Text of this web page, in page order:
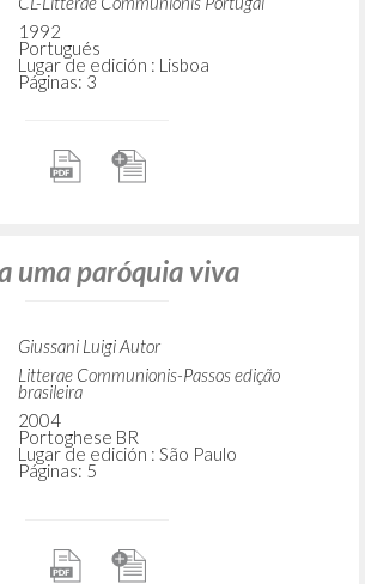
1992
Portugués
Lugar de edición : Lisboa
Páginas: 3
uma paróquia viva
Giussani Luigi Autor
Litterae Communionis-Passos edição
brasileira
2004
Portoghese BR
Lugar de edición : São Paulo
Páginas: 5